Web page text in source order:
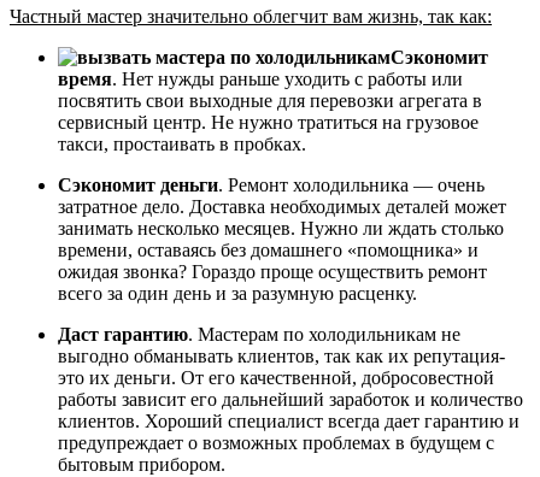
Частный мастер значительно облегчит вам жизнь, так как:
Сэкономит
время. Нет нужды раньше уходить с работы или
посвятить свои выходные для перевозки агрегата в
сервисный центр. Не нужно тратиться на грузовое
такси, простаивать в пробках.
Сэкономит деньги. Ремонт холодильника — очень
затратное дело. Доставка необходимых деталей может
занимать несколько месяцев. Нужно ли ждать столько
времени, оставаясь без домашнего «помощника» и
ожидая звонка? Гораздо проще осуществить ремонт
всего за один день и за разумную расценку.
Даст гарантию. Мастерам по холодильникам не
выгодно обманывать клиентов, так как их репутация-
это их деньги. От его качественной, добросовестной
работы зависит его дальнейший заработок и количество
клиентов. Хороший специалист всегда дает гарантию и
предупреждает о возможных проблемах в будущем с
бытовым прибором.